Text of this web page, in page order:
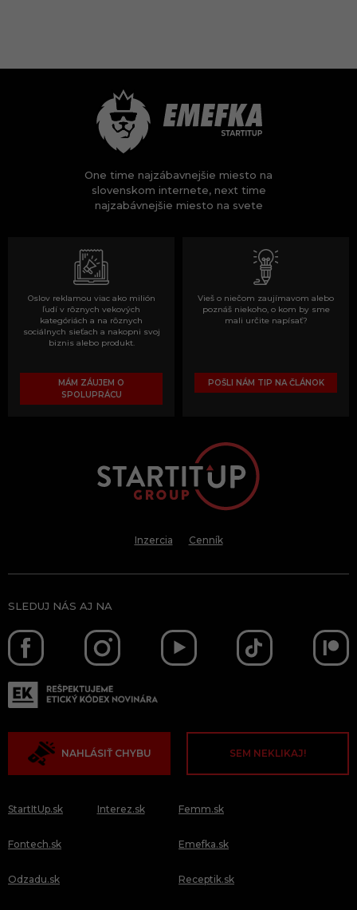
One time najzábavnejšie miesto na
slovenskom internete, next time
najzabávnejšie miesto na svete
Oslov reklamou viac ako milión
ľudí v rôznych vekových
kategóriách a na rôznych
sociálnych sieťach a nakopni svoj
biznis alebo produkt.
MÁM ZÁUJEM O
SPOLUPRÁCU
Vieš o niečom zaujímavom alebo
poznáš niekoho, o kom by sme
mali určite napísať?
POŠLI NÁM TIP NA ČLÁNOK
Inzercia Cenník
SLEDUJ NÁS AJ NA
NAHLÁSIŤ CHYBU SEM NEKLIKAJ!
StartItUp.sk
Fontech.sk
Odzadu.sk
Interez.sk Femm.sk
Emefka.sk
Receptik.sk